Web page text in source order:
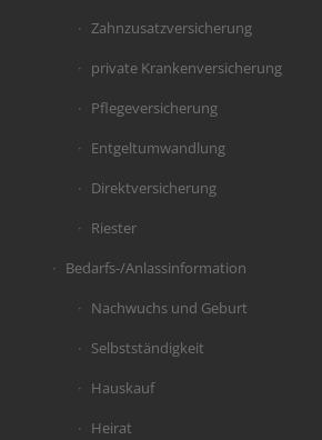
Zahnzusatzversicherung
private Krankenversicherung
Pflegeversicherung
Entgeltumwandlung
Direktversicherung
Riester
Bedarfs-/Anlassinformation
Nachwuchs und Geburt
Selbstständigkeit
Hauskauf
Heirat